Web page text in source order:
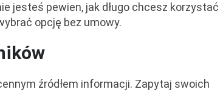
jesteś pewien, jak długo chcesz korzystać
opcję bez umowy.
źródłem informacji. Zapytaj swoich